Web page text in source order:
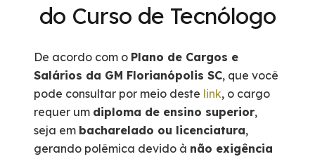
do Curso de Tecnólogo
De acordo com o Plano de Cargos e
Salários da GM Florianópolis SC, que você
pode consultar por meio deste link, o cargo
requer um diploma de ensino superior,
seja em bacharelado ou licenciatura,
gerando polêmica devido à não exigência